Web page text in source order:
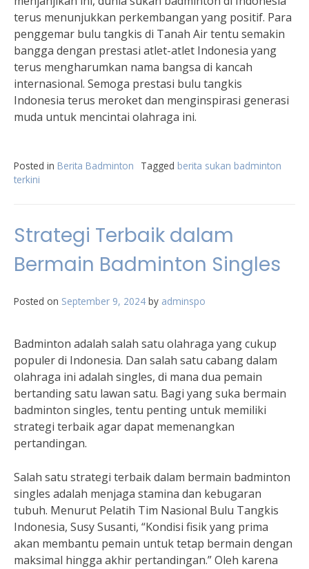
terus menunjukkan perkembangan yang positif. Para
penggemar bulu tangkis di Tanah Air tentu semakin
bangga dengan prestasi atlet-atlet Indonesia yang
terus mengharumkan nama bangsa di kancah
internasional. Semoga prestasi bulu tangkis
Indonesia terus meroket dan menginspirasi generasi
muda untuk mencintai olahraga ini.
Posted in Berita Badminton Tagged berita sukan badminton
terkini
Strategi Terbaik dalam
Bermain Badminton Singles
Posted on September 9, 2024 by adminspo
Badminton adalah salah satu olahraga yang cukup
populer di Indonesia. Dan salah satu cabang dalam
olahraga ini adalah singles, di mana dua pemain
bertanding satu lawan satu. Bagi yang suka bermain
badminton singles, tentu penting untuk memiliki
strategi terbaik agar dapat memenangkan
pertandingan.
Salah satu strategi terbaik dalam bermain badminton
singles adalah menjaga stamina dan kebugaran
tubuh. Menurut Pelatih Tim Nasional Bulu Tangkis
Indonesia, Susy Susanti, “Kondisi fisik yang prima
akan membantu pemain untuk tetap bermain dengan
maksimal hingga akhir pertandingan.” Oleh karena